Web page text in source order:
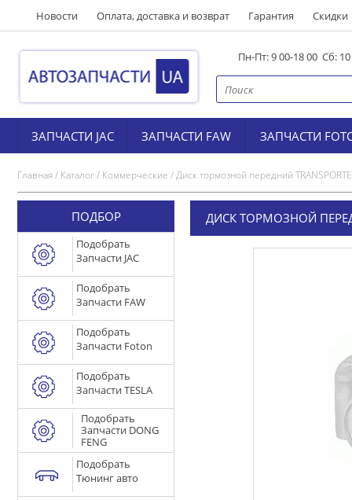
Новости Оплата, доставка и возврат Гарантия Скидки
Пн-Пт: 9 00-18 00 Сб:
ЗАПЧАСТИ JAC ЗАПЧАСТИ FAW ЗАПЧАСТИ
Главная/ Каталог/ Коммерческие /Диск тормозной передний
ПОДБОР
Подобрать
Запчасти JAC
Подобрать
Запчасти FAW
Подобрать
Запчасти Foton
Подобрать
Запчасти TESLA
Подобрать
Запчасти DONG
FENG
Подобрать
Тюнинг авто
ДИСК ТОРМОЗНОЙ